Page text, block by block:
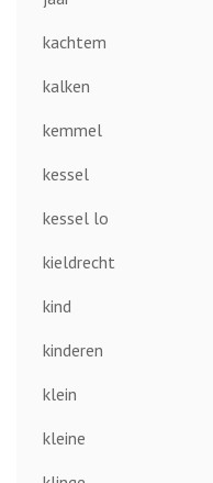
kachtem
kalken
kemmel
kessel
kessel lo
kieldrecht
kind
kinderen
klein
kleine